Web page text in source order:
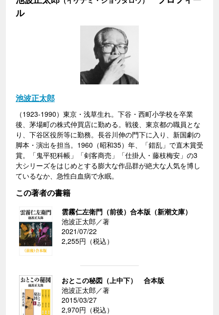
ル
池波正太郎
（1923-1990）東京・浅草生れ。下谷・西町小学校を卒業
後、茅場町の株式仲買店に勤める。戦後、東京都の職員とな
り、下谷区役所等に勤務。長谷川伸の門下に入り、新国劇の
脚本・演出を担当。1960（昭和35）年、「錯乱」で直木賞受
賞。「鬼平犯科帳」「剣客商売」「仕掛人・藤枝梅安」の3
大シリーズをはじめとする膨大な作品群が絶大な人気を博し
ているなか、急性白血病で永眠。
この著者の書籍
雲霧仁左衛門（前後）合本版（新潮文庫）
池波正太郎／著
2021/07/22
2,255円（税込）
おとこの秘図（上中下） 合本版
池波正太郎／著
2015/03/27
2,970円（税込）